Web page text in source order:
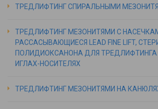
ТРЕДЛИФТИНГ СПИРАЛЬНЫМИ
ТРЕДЛИФТИНГ МЕЗОНИТЯМИ С
РАССАСЫВАЮЩИЕСЯ LEAD FINE LIFT,
ПОЛИДИОКСАНОНА ДЛЯ ТРЕДЛИФТИНГА
ИГЛАХ-НОСИТЕЛЯХ
ТРЕДЛИФТИНГ МЕЗОНИТЯМИ НА